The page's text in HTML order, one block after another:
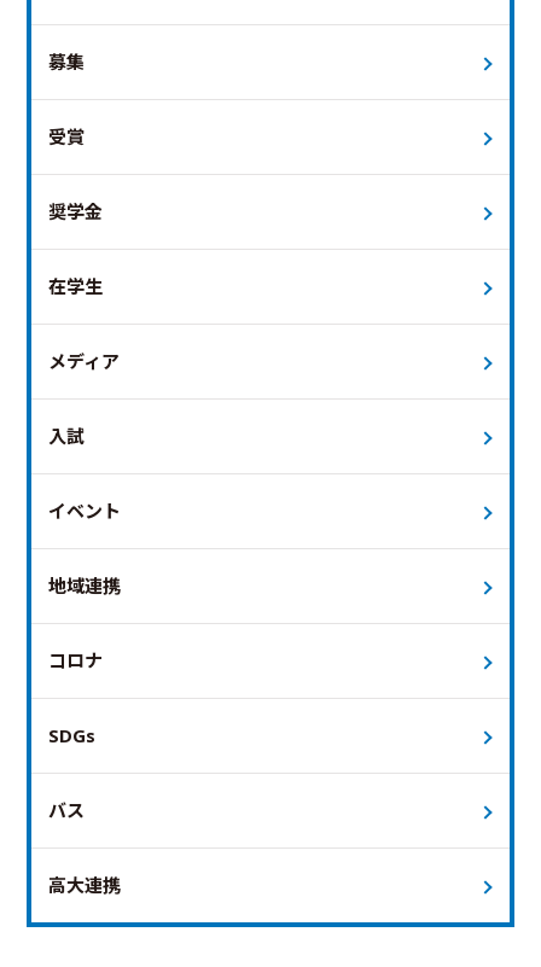
募集
受賞
奨学金
在学生
メディア
入試
イベント
地域連携
コロナ
SDGs
バス
高大連携